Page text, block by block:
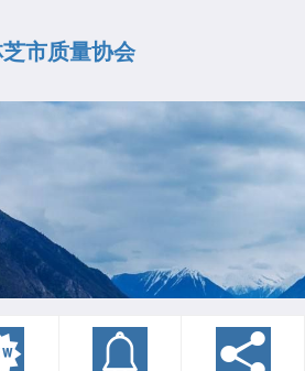
市质量协会